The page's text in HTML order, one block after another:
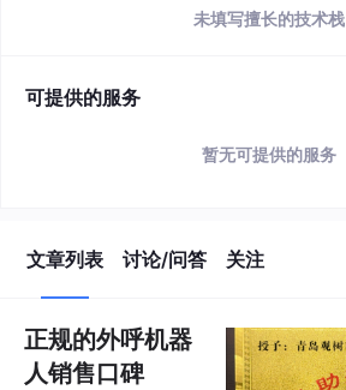
未填写擅长的技术栈
可提供的服务
暂无可提供的服务
文章列表 讨论/问答 关注
正规的外呼机器
人销售口碑